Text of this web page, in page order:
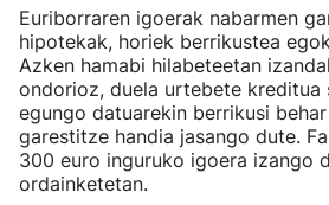
Euriborraren igoerak nabarmen
hipotekak, horiek berrikustea
Azken hamabi hilabeteetan
ondorioz, duela urtebete kreditua
egungo datuarekin berrikusi
garestitze handia jasango dute.
300 euro inguruko igoera izango
ordainketetan.